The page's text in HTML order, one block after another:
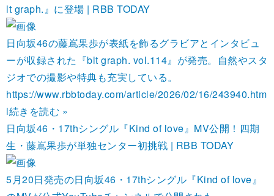
lt graph.』に登場 | RBB TODAY
日向坂46の藤嶌果歩が表紙を飾るグラビアとインタビュ
ーが収録された『blt graph. vol.114』が発売。自然やスタ
ジオでの撮影や特典も充実している。
https://www.rbbtoday.com/article/2026/02/16/243940.htm
l続きを読む »
日向坂46・17thシングル『Kind of love』MV公開！四期
生・藤嶌果歩が単独センター初挑戦 | RBB TODAY
5月20日発売の日向坂46・17thシングル『Kind of love』